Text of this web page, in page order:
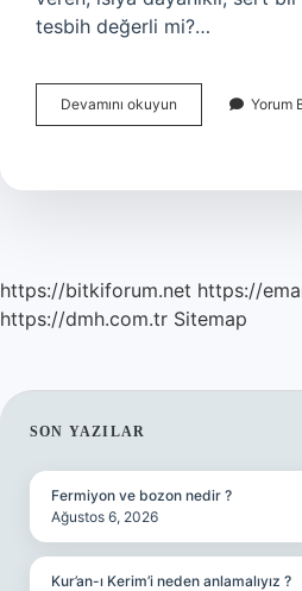
tesbih değerli mi?…
Devamını okuyun
Yanar
Yorum
https://bitkiforum.net https://
https://dmh.com.tr Sitemap
SIDEBAR
SON YAZILAR
Fermiyon ve bozon nedir ?
Ağustos 6, 2026
Kur’an-ı Kerim’i neden anlamalıyız ?